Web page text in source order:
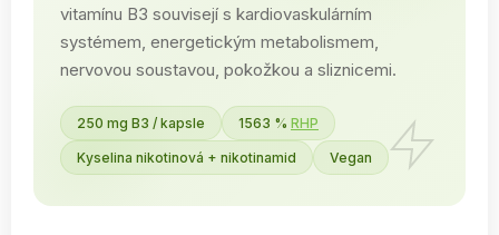
vitamínu B3 souvisejí s kardiovaskulárním
systémem, energetickým metabolismem,
nervovou soustavou, pokožkou a sliznicemi.
250 mg B3 / kapsle 1563 % RHP
Kyselina nikotinová + nikotinamid Vegan